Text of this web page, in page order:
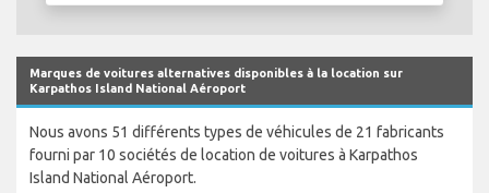
Marques de voitures alternatives disponibles à la location sur
Karpathos Island National Aéroport
Nous avons 51 différents types de véhicules de 21 fabricants
fourni par 10 sociétés de location de voitures à Karpathos
Island National Aéroport.